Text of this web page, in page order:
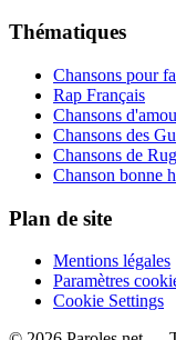
Thématiques
Chansons pour
Rap Français
Chansons
Chansons des
Chansons de
Chanson bonne
Plan de site
Mentions légales
Paramètres
Cookie Settings